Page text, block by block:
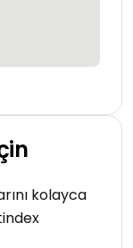
kolayca